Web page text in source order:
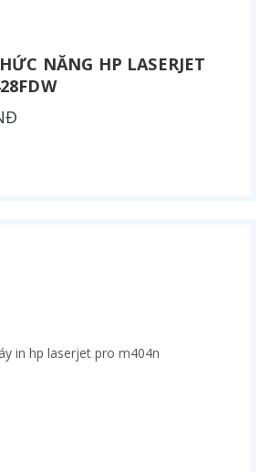
NĂNG HP LASERJET